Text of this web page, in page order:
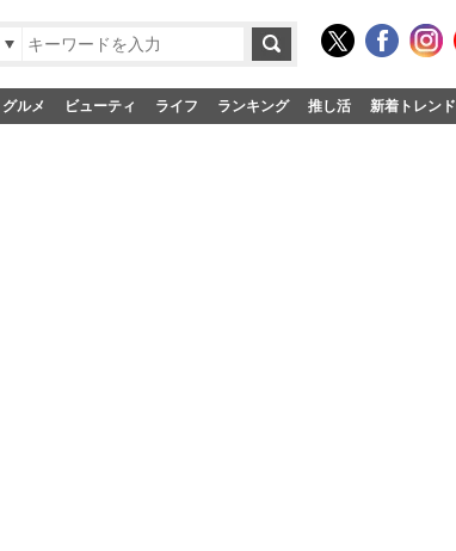
グルメ ビューティ ライフ ランキング 推し活 新着トレンド